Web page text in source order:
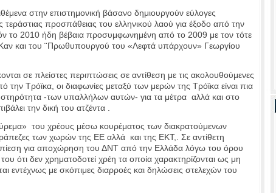
στην επιστημονική βάσανο δημιουργούν εύλογες
τεράστιας προσπάθειας του ελληνικού λαού για έξοδο από την
το 2010 ήδη βέβαια προσυμφωνημένη από το 2009 με τον τότε
και του ¨Πρωθυπουργού του «Λεφτά υπάρχουν» Γεωργίου
σε πλείστες περιπτώσεις σε αντίθεση με τις ακολουθούμενες
την Τρόϊκα, οι διαφωνίες μεταξύ των μερών της Τρόϊκα είναι πια
-των υπαλλήλων αυτών- για τα μέτρα αλλά και στο
την δική του ατζέντα .
του χρέους μέσω κουρέματος των διακρατούμενων
των χωρών της ΕΕ αλλά και της ΕΚΤ,. Σε αντίθετη
για αποχώρηση του ΔΝΤ από την Ελλάδα λόγω του όρου
ότι δεν χρηματοδοτεί χρέη τα οποία χαρακτηρίζονται ως μη
εντέχνως με σκόπιμες διαρροές και δηλώσεις στελεχών του